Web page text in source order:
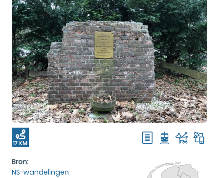
17 KM
Bron:
NS-wandelingen